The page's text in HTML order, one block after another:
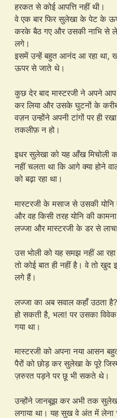
हरकत से कोई आपत्ति नहीं थी।
वे एक बार फिर सुलेखा के पेट के
करके बैठ गए और उसकी नाभि से
लगे।
इसमें उन्हें बहुत आनंद आ रहा था,
ऊपर से जाते थे।
कुछ देर बाद मास्टरजी ने अपने
कर लिया और उसके घुटनों के
वज़न उन्होंने अपनी टांगों पर ही
तकलीफ़ न हो।
इधर सुलेखा को यह आँख मिचोली
नहीं चलता था कि आगे क्या होने
को बढ़ा रहा था।
मास्टरजी के मसाज से उसकी योनि
और वह किसी तरह योनि की
लज्जा और मास्टरजी के डर से
उस भोली को यह समझ नहीं आ
तो कोई बात ही नहीं है। वे तो खुद
लगे हैं।
लज्जा का अब सवाल कहाँ उठता
हो सकती है, भला! पर उसका
गया था।
मास्टरजी को अपना नया आसन
पैरों को छोड़ कर सुलेखा के पूरे
ज़रुरत पड़ने पर छू भी सकते थे।
उन्होंने जानबूझ कर अभी तक
लगाया था। यह सुख वे अंत में लेना